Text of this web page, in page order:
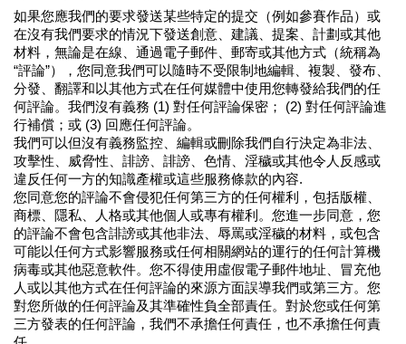
如果您應我們的要求發送某些特定的提交（例如參賽作品）或
在沒有我們要求的情況下發送創意、建議、提案、計劃或其他
材料，無論是在線、通過電子郵件、郵寄或其他方式（統稱為
“評論”），您同意我們可以隨時不受限制地編輯、複製、發布、
分發、翻譯和以其他方式在任何媒體中使用您轉發給我們的任
何評論。我們沒有義務 (1) 對任何評論保密； (2) 對任何評論進
行補償；或 (3) 回應任何評論。
我們可以但沒有義務監控、編輯或刪除我們自行決定為非法、
攻擊性、威脅性、誹謗、誹謗、色情、淫穢或其他令人反感或
違反任何一方的知識產權或這些服務條款的內容.
您同意您的評論不會侵犯任何第三方的任何權利，包括版權、
商標、隱私、人格或其他個人或專有權利。您進一步同意，您
的評論不會包含誹謗或其他非法、辱罵或淫穢的材料，或包含
可能以任何方式影響服務或任何相關網站的運行的任何計算機
病毒或其他惡意軟件。您不得使用虛假電子郵件地址、冒充他
人或以其他方式在任何評論的來源方面誤導我們或第三方。您
對您所做的任何評論及其準確性負全部責任。對於您或任何第
三方發表的任何評論，我們不承擔任何責任，也不承擔任何責